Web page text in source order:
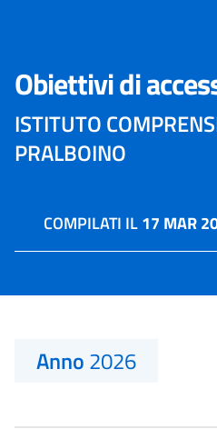
Obiettivi di
ISTITUTO
PRALBOINO
COMPILATI IL17 MAR
Anno2026